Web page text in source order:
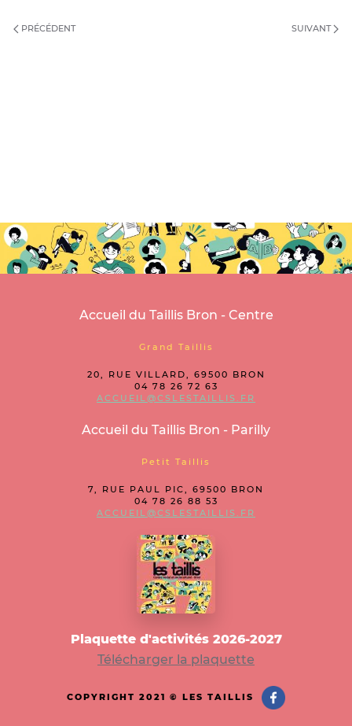
PRÉCÉDENT SUIVANT
Accueil du Taillis Bron - Centre
Grand Taillis
20, RUE VILLARD, 69500 BRON
04 78 26 72 63
ACCUEIL@CSLESTAILLIS.FR
Accueil du Taillis Bron - Parilly
Petit Taillis
7, RUE PAUL PIC, 69500 BRON
04 78 26 88 53
ACCUEIL@CSLESTAILLIS.FR
Plaquette d'activités 2026-2027
Télécharger la plaquette
COPYRIGHT 2021 © LES TAILLIS